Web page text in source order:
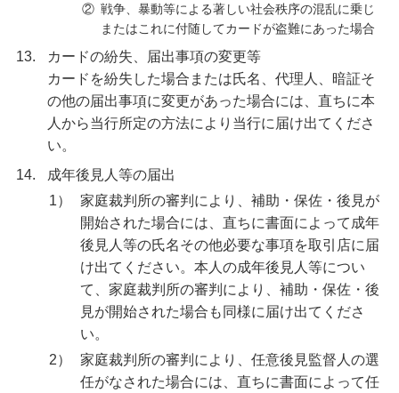
② 戦争、暴動等による著しい社会秩序の混乱に乗じ
またはこれに付随してカードが盗難にあった場合
13.
カードの紛失、届出事項の変更等
カードを紛失した場合または氏名、代理人、暗証そ
の他の届出事項に変更があった場合には、直ちに本
人から当行所定の方法により当行に届け出てくださ
い。
14.
成年後見人等の届出
1）
家庭裁判所の審判により、補助・保佐・後見が
開始された場合には、直ちに書面によって成年
後見人等の氏名その他必要な事項を取引店に届
け出てください。本人の成年後見人等につい
て、家庭裁判所の審判により、補助・保佐・後
見が開始された場合も同様に届け出てくださ
い。
2）
家庭裁判所の審判により、任意後見監督人の選
任がなされた場合には、直ちに書面によって任